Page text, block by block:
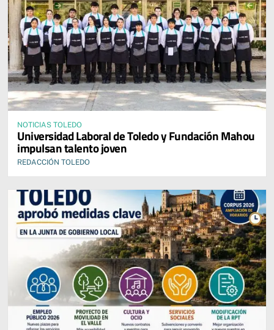
NOTICIAS TOLEDO
Universidad Laboral de Toledo y Fundación Mahou
impulsan talento joven
REDACCIÓN TOLEDO